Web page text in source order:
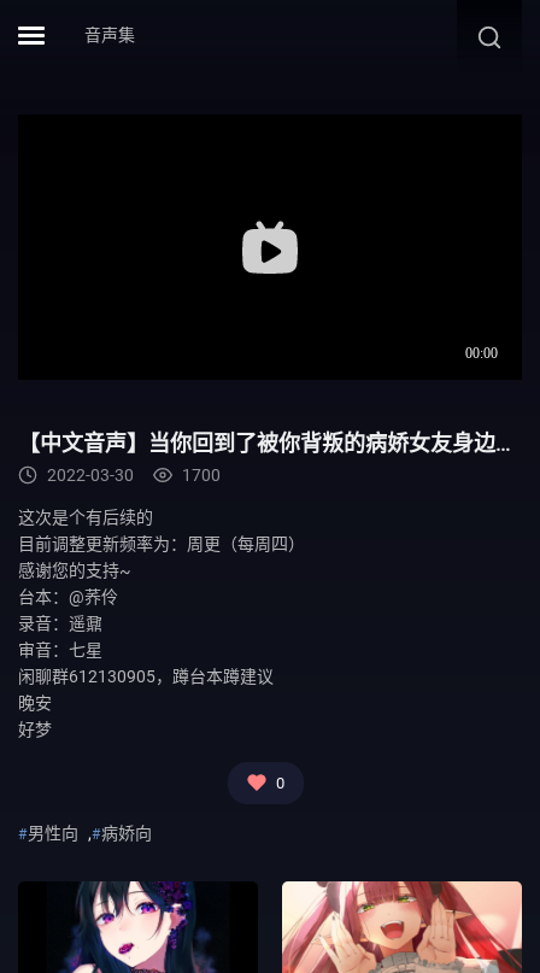
音声集
【中文音声】当你回到了被你背叛的病娇女友身边…
2022-03-30 1700
这次是个有后续的
目前调整更新频率为：周更（每周四）
感谢您的支持~
台本：@荞伶
录音：遥鼐
审音：七星
闲聊群612130905，蹲台本蹲建议
晚安
好梦
0
男性向 , 病娇向